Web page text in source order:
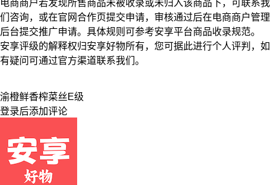
电商商户若发现所售商品未被收录或未归入该商品下，可联系我
们咨询，或在官网合作页提交申请，审核通过后在电商商户管理
后台提交推广申请。具体规则可参考安享平台商品收录规范。
安享评级的解释权归安享好物所有，您可据此进行个人评判，如
有疑问可通过官方渠道联系我们。
渝橙鲜香榨菜丝E级
登录后添加评论